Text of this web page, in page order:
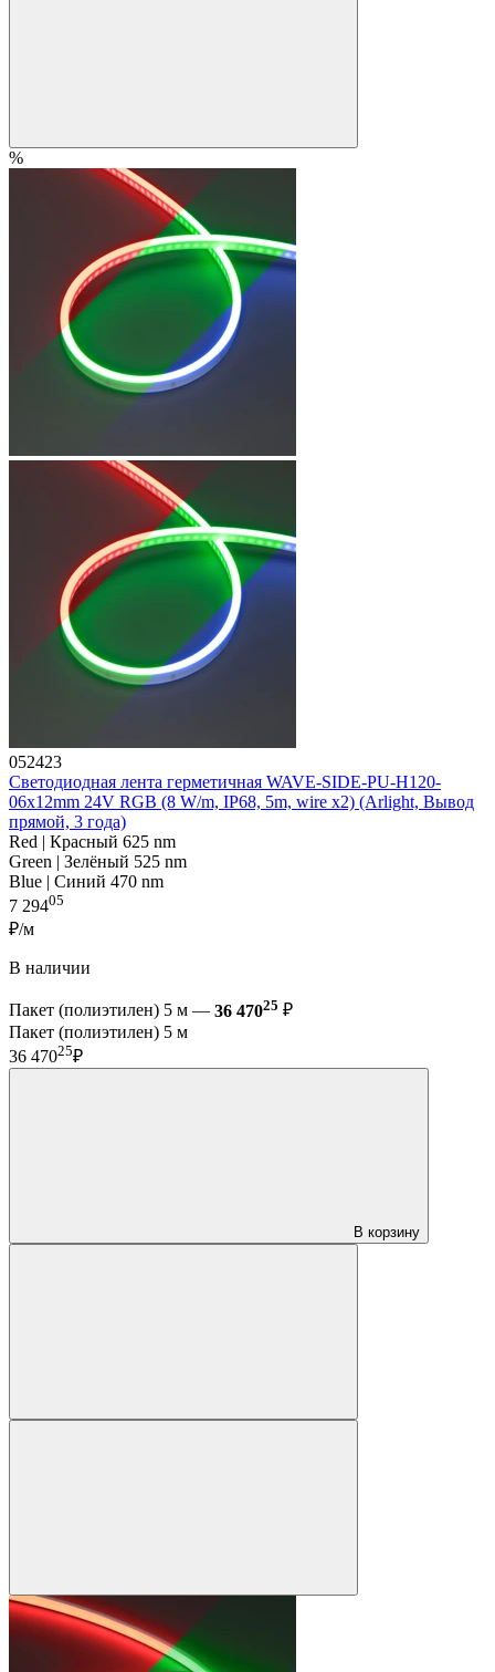
%
052423
Светодиодная лента герметичная WAVE-SIDE-PU-H120-
06x12mm 24V RGB (8 W/m, IP68, 5m, wire x2) (Arlight, Вывод
прямой, 3 года)
Red | Красный 625 nm
Green | Зелёный 525 nm
Blue | Синий 470 nm
7 29405
₽/м
В наличии
Пакет (полиэтилен) 5 м — 36 47025 ₽
Пакет (полиэтилен) 5 м
36 47025₽
В корзину